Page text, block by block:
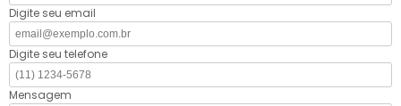
Digite seu email
Digite seu telefone
Mensagem